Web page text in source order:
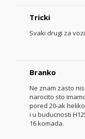
Tricki
Svaki drugi za
Branko
Ne znam zasto
narocito sto
pored 20-ak
i u buducnosti
16 komada.